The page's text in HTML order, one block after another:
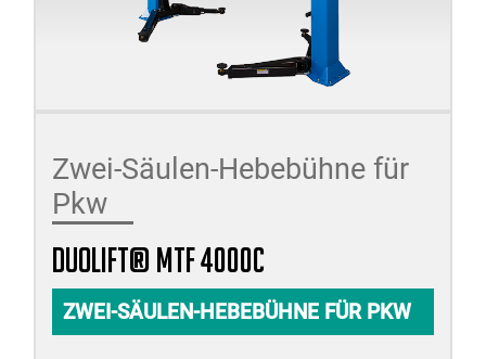
Zwei-Säulen-Hebebühne für
Pkw
duolift® MTF 4000C
ZWEI-SÄULEN-HEBEBÜHNE FÜR PKW